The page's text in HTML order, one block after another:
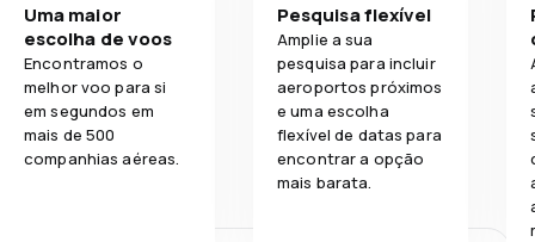
Uma maior
escolha de voos
Encontramos o
melhor voo para si
em segundos em
mais de 500
companhias aéreas.
Pesquisa flexível
Amplie a sua
pesquisa para incluir
aeroportos próximos
e uma escolha
flexível de datas para
encontrar a opção
mais barata.